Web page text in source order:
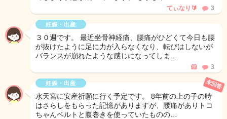
てぃなり🔰 3
妊娠・出産
３０週です。 最近坐骨神経痛、腰痛がひどくて今日も腰
が抜けたように足に力が入らなくなり、転びはしないが
バランスが崩れたような感じになってしま…
🐹 3
妊娠・出産
水天宮に安産祈願に行く予定です。 8年前の上の子の時
はさらしをもらった記憶がありますが、腰痛がありトコ
ちゃんベルトと腹巻きを使っていたものの…
未回答